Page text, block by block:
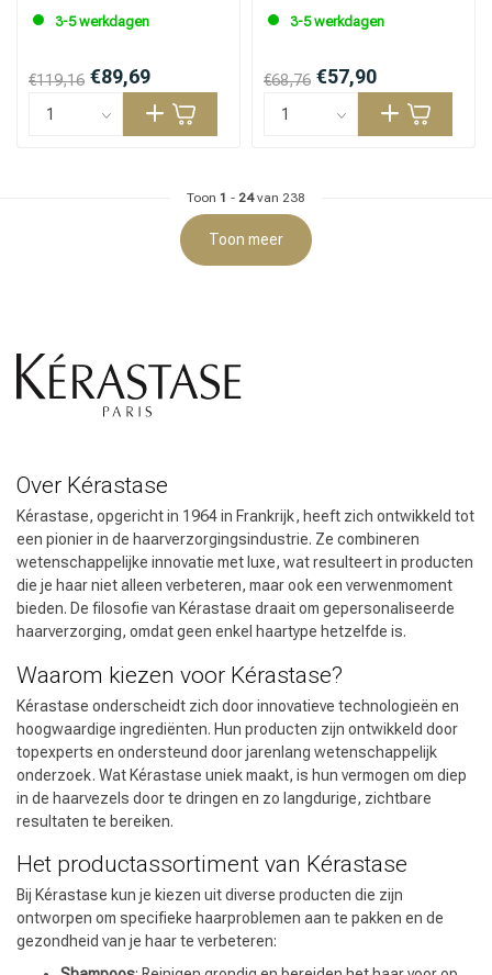
3-5 werkdagen
€119,16 €89,69
3-5 werkdagen
€68,76 €57,90
Toon 1 - 24van 238
Toon meer
Over Kérastase
Kérastase, opgericht in 1964 in Frankrijk, heeft zich ontwikkeld tot
een pionier in de haarverzorgingsindustrie. Ze combineren
wetenschappelijke innovatie met luxe, wat resulteert in producten
die je haar niet alleen verbeteren, maar ook een verwenmoment
bieden. De filosofie van Kérastase draait om gepersonaliseerde
haarverzorging, omdat geen enkel haartype hetzelfde is.
Waarom kiezen voor Kérastase?
Kérastase onderscheidt zich door innovatieve technologieën en
hoogwaardige ingrediënten. Hun producten zijn ontwikkeld door
topexperts en ondersteund door jarenlang wetenschappelijk
onderzoek. Wat Kérastase uniek maakt, is hun vermogen om diep
in de haarvezels door te dringen en zo langdurige, zichtbare
resultaten te bereiken.
Het productassortiment van Kérastase
Bij Kérastase kun je kiezen uit diverse producten die zijn
ontworpen om specifieke haarproblemen aan te pakken en de
gezondheid van je haar te verbeteren: